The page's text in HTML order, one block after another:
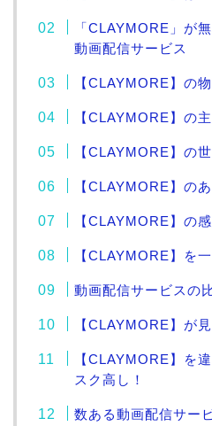
「CLAYMORE」が
動画配信サービス
【CLAYMORE】の
【CLAYMORE】の
【CLAYMORE】の
【CLAYMORE】の
【CLAYMORE】の
【CLAYMORE】を
動画配信サービスの
【CLAYMORE】が
【CLAYMORE】を
スク高し！
数ある動画配信サー